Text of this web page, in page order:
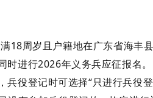
18周岁且户籍地在广东省海丰
时进行2026年义务兵应征报名。
兵役登记时可选择“只进行兵役